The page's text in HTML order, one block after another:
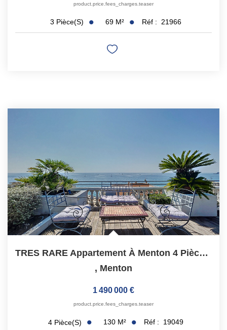
product.price.fees_charges.teaser
3 Pièce(s) 69 M² Réf : 21966
TRES RARE Appartement À Menton 4 Pièces 135 M2 - Terrasse...
, Menton
1 490 000 €
product.price.fees_charges.teaser
4 Pièce(s) 130 M² Réf : 19049